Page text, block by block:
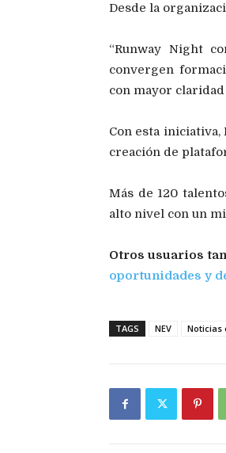
Desde la
“Runway Night
convergen
con mayor claridad
Con esta
creación de
Más de 120
alto nivel con un
Otros usuarios
oportunidades y
TAGS NEV Noticias